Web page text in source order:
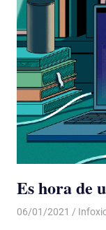
Es hora de
06/01/2021 De